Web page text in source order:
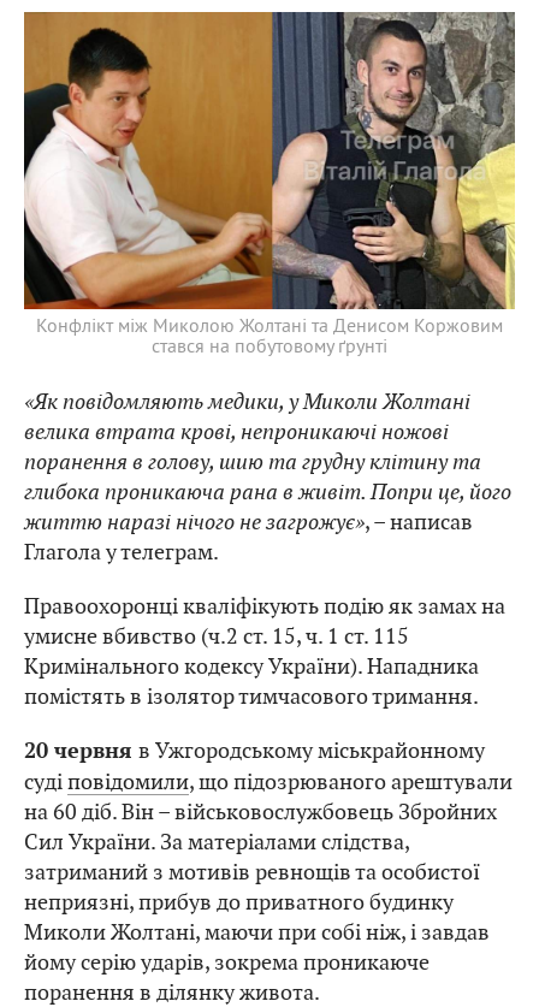
Конфлікт між Миколою Жолтані та Денисом Коржовим
стався на побутовому ґрунті
«Як повідомляють медики, у Миколи Жолтані
велика втрата крові, непроникаючі ножові
поранення в голову, шию та грудну клітину та
глибока проникаюча рана в живіт. Попри це, його
життю наразі нічого не загрожує», – написав
Глагола у телеграм.
Правоохоронці кваліфікують подію як замах на
умисне вбивство (ч.2 ст. 15, ч. 1 ст. 115
Кримінального кодексу України). Нападника
помістять в ізолятор тимчасового тримання.
20 червня в Ужгородському міськрайонному
суді повідомили, що підозрюваного арештували
на 60 діб. Він – військовослужбовець Збройних
Сил України. За матеріалами слідства,
затриманий з мотивів ревнощів та особистої
неприязні, прибув до приватного будинку
Миколи Жолтані, маючи при собі ніж, і завдав
йому серію ударів, зокрема проникаюче
поранення в ділянку живота.